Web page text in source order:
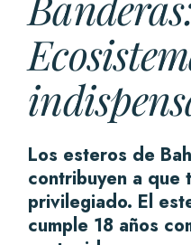
Los esteros de
contribuyen a que
privilegiado. El
cumple 18 años